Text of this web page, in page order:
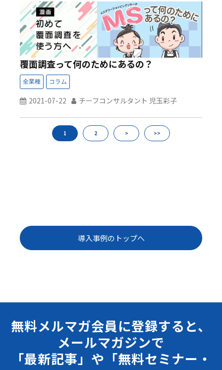
覆面調査って何のためにあるの？
2021-07-22 チーフコンサルタント 児玉彩子
1 2 > >>
導入事例のトップへ
無料メルマガ会員に登録すると、
メールマガジンで
「最新記事」や「無料セミナー・